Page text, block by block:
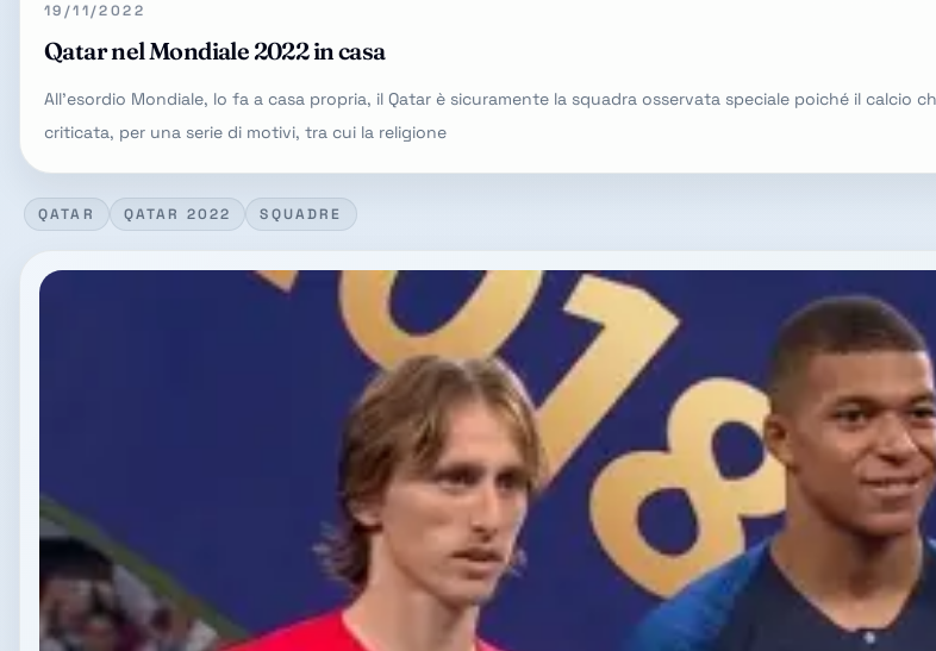
19/11/2022
Qatar nel Mondiale 2022 in casa
All'esordio Mondiale, lo fa a casa propria, il Qatar è sicuramente la squadra osservata speciale poiché il calcio
criticata, per una serie di motivi, tra cui la religione
QATAR QATAR 2022 SQUADRE